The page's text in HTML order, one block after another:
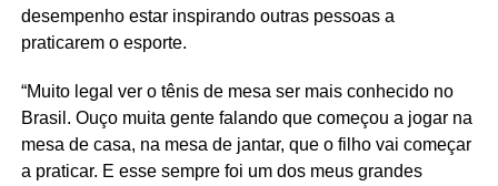
desempenho estar inspirando outras pessoas a
praticarem o esporte.
“Muito legal ver o tênis de mesa ser mais conhecido no
Brasil. Ouço muita gente falando que começou a jogar na
mesa de casa, na mesa de jantar, que o filho vai começar
a praticar. E esse sempre foi um dos meus grandes